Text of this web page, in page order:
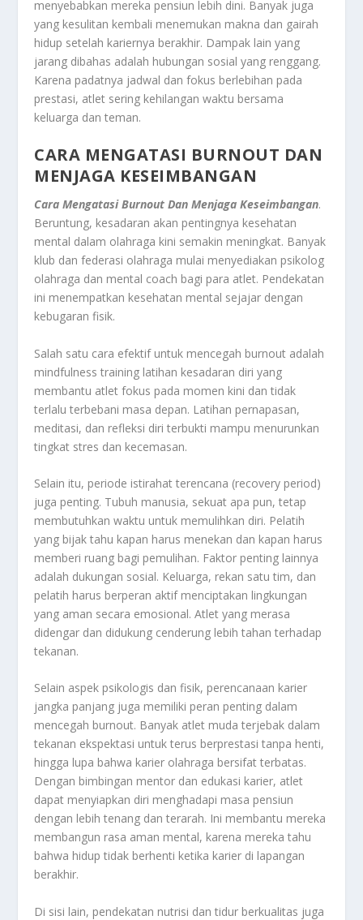
menyebabkan mereka pensiun lebih dini. Banyak juga
yang kesulitan kembali menemukan makna dan gairah
hidup setelah kariernya berakhir. Dampak lain yang
jarang dibahas adalah hubungan sosial yang renggang.
Karena padatnya jadwal dan fokus berlebihan pada
prestasi, atlet sering kehilangan waktu bersama
keluarga dan teman.
CARA MENGATASI BURNOUT DAN
MENJAGA KESEIMBANGAN
Cara Mengatasi Burnout Dan Menjaga Keseimbangan.
Beruntung, kesadaran akan pentingnya kesehatan
mental dalam olahraga kini semakin meningkat. Banyak
klub dan federasi olahraga mulai menyediakan psikolog
olahraga dan mental coach bagi para atlet. Pendekatan
ini menempatkan kesehatan mental sejajar dengan
kebugaran fisik.
Salah satu cara efektif untuk mencegah burnout adalah
mindfulness training latihan kesadaran diri yang
membantu atlet fokus pada momen kini dan tidak
terlalu terbebani masa depan. Latihan pernapasan,
meditasi, dan refleksi diri terbukti mampu menurunkan
tingkat stres dan kecemasan.
Selain itu, periode istirahat terencana (recovery period)
juga penting. Tubuh manusia, sekuat apa pun, tetap
membutuhkan waktu untuk memulihkan diri. Pelatih
yang bijak tahu kapan harus menekan dan kapan harus
memberi ruang bagi pemulihan. Faktor penting lainnya
adalah dukungan sosial. Keluarga, rekan satu tim, dan
pelatih harus berperan aktif menciptakan lingkungan
yang aman secara emosional. Atlet yang merasa
didengar dan didukung cenderung lebih tahan terhadap
tekanan.
Selain aspek psikologis dan fisik, perencanaan karier
jangka panjang juga memiliki peran penting dalam
mencegah burnout. Banyak atlet muda terjebak dalam
tekanan ekspektasi untuk terus berprestasi tanpa henti,
hingga lupa bahwa karier olahraga bersifat terbatas.
Dengan bimbingan mentor dan edukasi karier, atlet
dapat menyiapkan diri menghadapi masa pensiun
dengan lebih tenang dan terarah. Ini membantu mereka
membangun rasa aman mental, karena mereka tahu
bahwa hidup tidak berhenti ketika karier di lapangan
berakhir.
Di sisi lain, pendekatan nutrisi dan tidur berkualitas juga